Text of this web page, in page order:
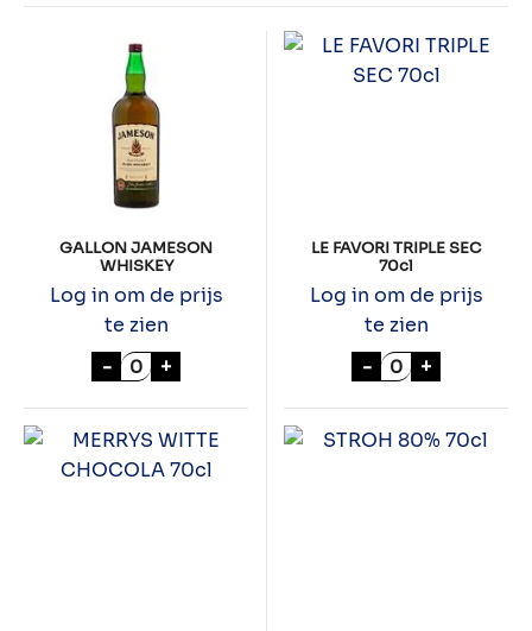
GALLON JAMESON
WHISKEY
Log in om de prijs
te zien
- GALLON JAMESON WHISKEY aantal
+
LE FAVORI TRIPLE SEC
70cl
Log in om de prijs
te zien
- LE FAVORI
+